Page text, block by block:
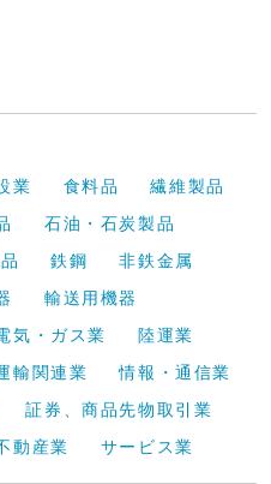
業 食料品
繊維製品
石油・石炭製品
鉄鋼
非鉄金属
輸送用機器
気・ガス業
陸運業
輸関連業
情報・通信業
証券、商品先物取引業
動産業 サービス業